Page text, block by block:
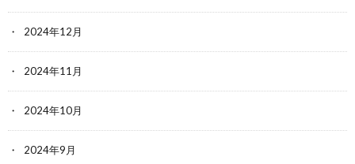
2024年12月
2024年11月
2024年10月
2024年9月